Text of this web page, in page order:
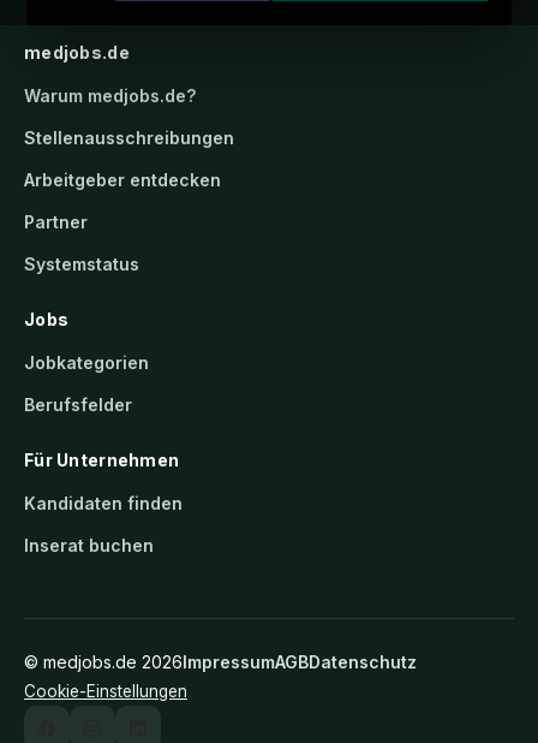
medjobs.de
Warum medjobs.de?
Stellenausschreibungen
Arbeitgeber entdecken
Partner
Systemstatus
Jobs
Jobkategorien
Berufsfelder
Für Unternehmen
Kandidaten finden
Inserat buchen
© medjobs.de 2026ImpressumAGBDatenschutz
Cookie-Einstellungen